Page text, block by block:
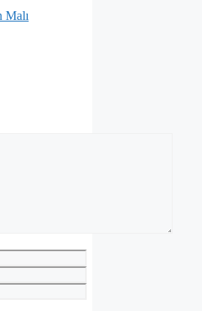
Malı